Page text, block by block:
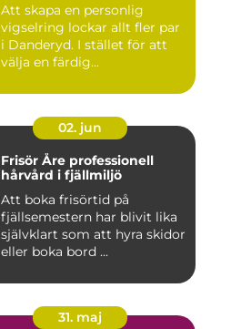
Att skapa en personlig
vigselring lockar allt fler par
i Danderyd. I stället för att
välja en färdig...
02. jun
Frisör Åre professionell
hårvård i fjällmiljö
Att boka frisörtid på
fjällsemestern har blivit lika
självklart som att hyra skidor
eller boka bord ...
31. maj